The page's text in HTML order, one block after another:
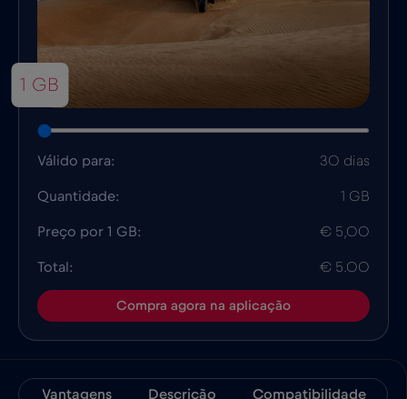
1 GB
Válido para: 30 dias
Quantidade: 1 GB
Preço por 1 GB: € 5,00
Total: € 5.00
Compra agora na aplicação
Vantagens Descrição Compatibilidade